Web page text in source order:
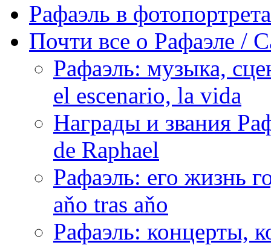
Рафаэль в
Почти все о Рафаэле /
Рафаэль: музыка,
el escenario, la vida
Награды и звания
de Raphael
Рафаэль: его жизнь
aňo tras aňo
Рафаэль: концерты,